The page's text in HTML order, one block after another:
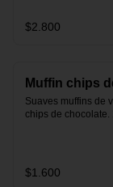
$2.800
Muffin chips
Suaves muffins de
chips de chocolate.
$1.600